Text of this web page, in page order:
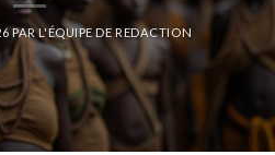
PARL'ÉQUIPE DE REDACTION